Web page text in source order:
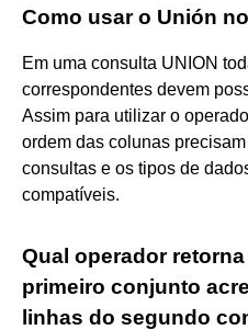
Como usar o Unión
Em uma consulta UNION
correspondentes devem
Assim para utilizar o
ordem das colunas
consultas e os tipos de
compatíveis.
Qual operador
primeiro conjunto
linhas do segundo